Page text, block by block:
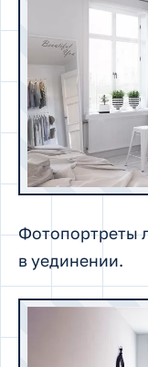
Фотопортреты
в уединении.